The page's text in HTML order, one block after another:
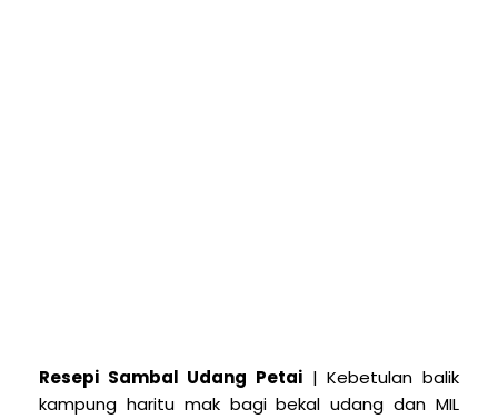
Resepi Sambal Udang Petai | Kebetulan balik
kampung haritu mak bagi bekal udang dan MIL